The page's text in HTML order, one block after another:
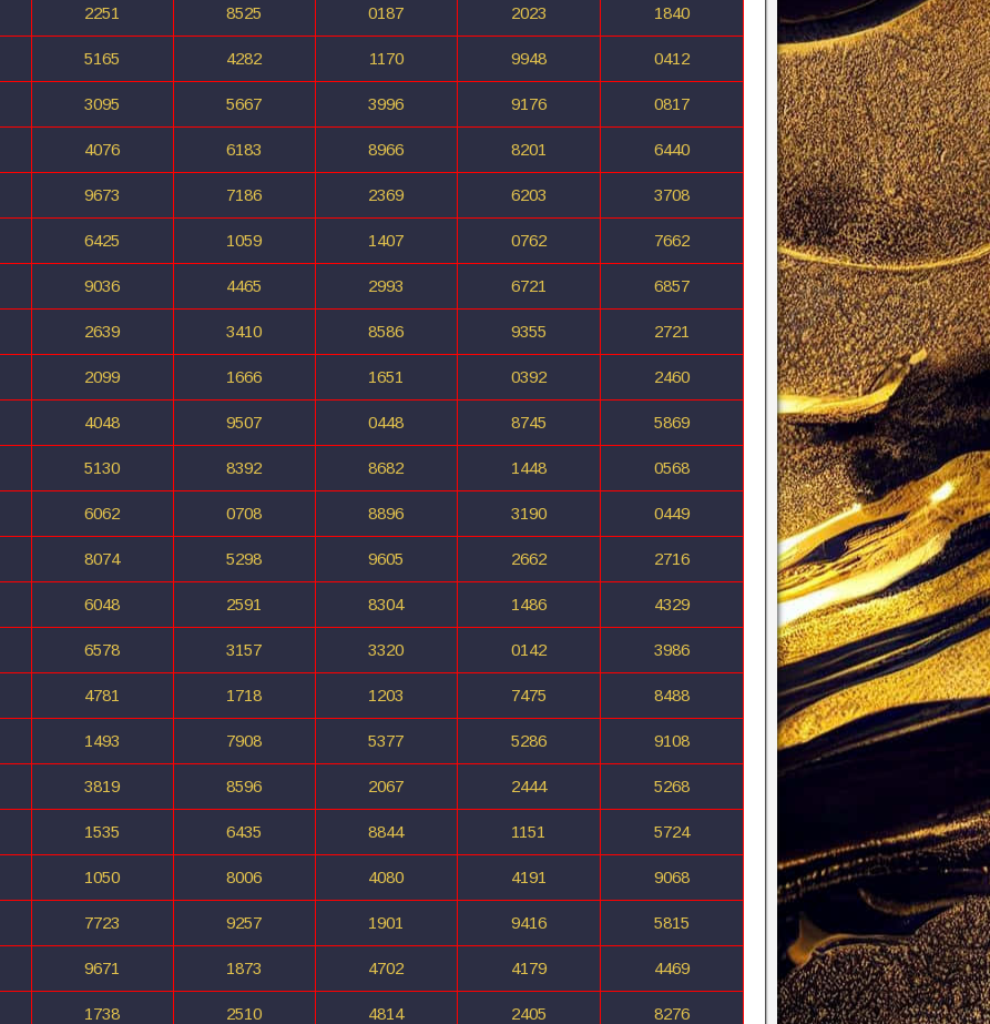
2251 8525 0187 2023 1840
5165 4282 1170 9948 0412
3095 5667 3996 9176 0817
4076 6183 8966 8201 6440
9673 7186 2369 6203 3708
6425 1059 1407 0762 7662
9036 4465 2993 6721 6857
2639 3410 8586 9355 2721
2099 1666 1651 0392 2460
4048 9507 0448 8745 5869
5130 8392 8682 1448 0568
6062 0708 8896 3190 0449
8074 5298 9605 2662 2716
6048 2591 8304 1486 4329
6578 3157 3320 0142 3986
4781 1718 1203 7475 8488
1493 7908 5377 5286 9108
3819 8596 2067 2444 5268
1535 6435 8844 1151 5724
1050 8006 4080 4191 9068
7723 9257 1901 9416 5815
9671 1873 4702 4179 4469
1738 2510 4814 2405 8276